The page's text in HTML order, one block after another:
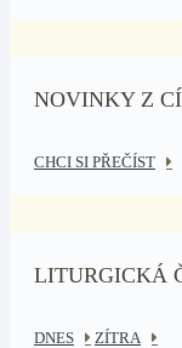
NOVINKY Z
CHCI SI PŘEČÍST
LITURGICKÁ
DNES
ZÍTRA